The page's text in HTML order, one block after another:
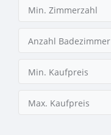
Min. Zimmerzahl
Anzahl Badezimmer
Min. Kaufpreis
Max. Kaufpreis